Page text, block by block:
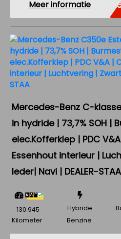
Meer informatie
Mercedes-Benz C-
in hydride | 73,7% SOH |
elec.Kofferklep | PDC
Essenhout interieur |
leder| Navi | DEALER-
130.945
Kilometer
Hybride
Benzine